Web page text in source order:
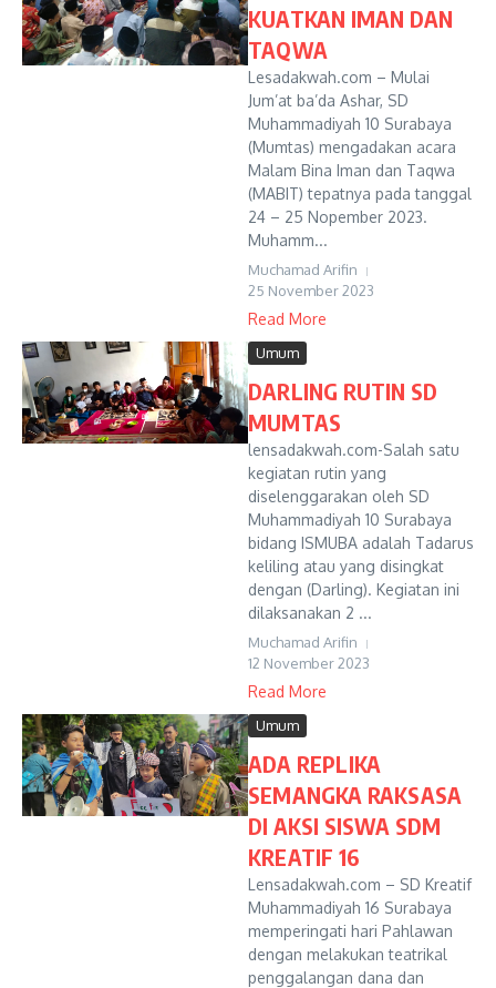
KUATKAN IMAN DAN
TAQWA
Lesadakwah.com – Mulai
Jum’at ba’da Ashar, SD
Muhammadiyah 10 Surabaya
(Mumtas) mengadakan acara
Malam Bina Iman dan Taqwa
(MABIT) tepatnya pada tanggal
24 – 25 Nopember 2023.
Muhamm...
Muchamad Arifin
25 November 2023
Read More
Umum
DARLING RUTIN SD
MUMTAS
lensadakwah.com-Salah satu
kegiatan rutin yang
diselenggarakan oleh SD
Muhammadiyah 10 Surabaya
bidang ISMUBA adalah Tadarus
keliling atau yang disingkat
dengan (Darling). Kegiatan ini
dilaksanakan 2 ...
Muchamad Arifin
12 November 2023
Read More
Umum
ADA REPLIKA
SEMANGKA RAKSASA
DI AKSI SISWA SDM
KREATIF 16
Lensadakwah.com – SD Kreatif
Muhammadiyah 16 Surabaya
memperingati hari Pahlawan
dengan melakukan teatrikal
penggalangan dana dan